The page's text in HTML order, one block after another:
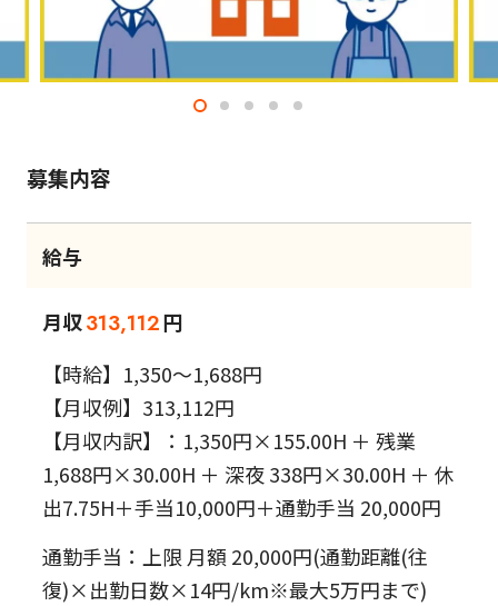
募集内容
給与
月収313,112円
【時給】1,350～1,688円
【月収例】313,112円
【月収内訳】：1,350円×155.00H ＋ 残業
1,688円×30.00H ＋ 深夜 338円×30.00H ＋ 休
出7.75H＋手当10,000円＋通勤手当 20,000円
通勤手当：上限 月額 20,000円(通勤距離(往
復)×出勤日数×14円/km※最大5万円まで)